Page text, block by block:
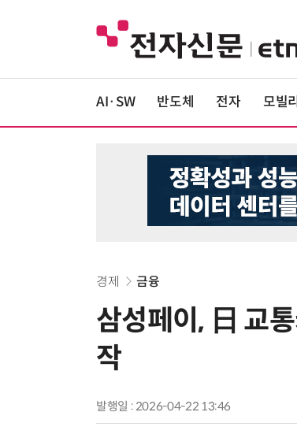
AI·SW 반도체 전자 모빌
경제 금융
삼성페이, 日 교
작
발행일 : 2026-04-22 13:46